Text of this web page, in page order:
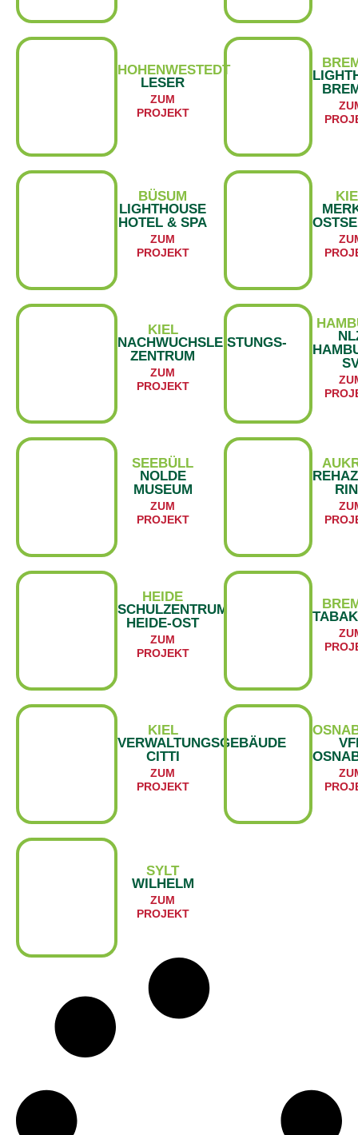
HOHENWESTEDT
LESER
ZUM
PROJEKT
BÜSUM
LIGHTHOUSE
HOTEL & SPA
ZUM
PROJEKT
KIEL
NACHWUCHSLEISTUNGS-
ZENTRUM
ZUM
PROJEKT
SEEBÜLL
NOLDE
MUSEUM
ZUM
PROJEKT
HEIDE
SCHULZENTRUM
HEIDE-OST
ZUM
PROJEKT
KIEL
VERWALTUNGSGEBÄUDE
CITTI
ZUM
PROJEKT
SYLT
WILHELM
ZUM
PROJEKT